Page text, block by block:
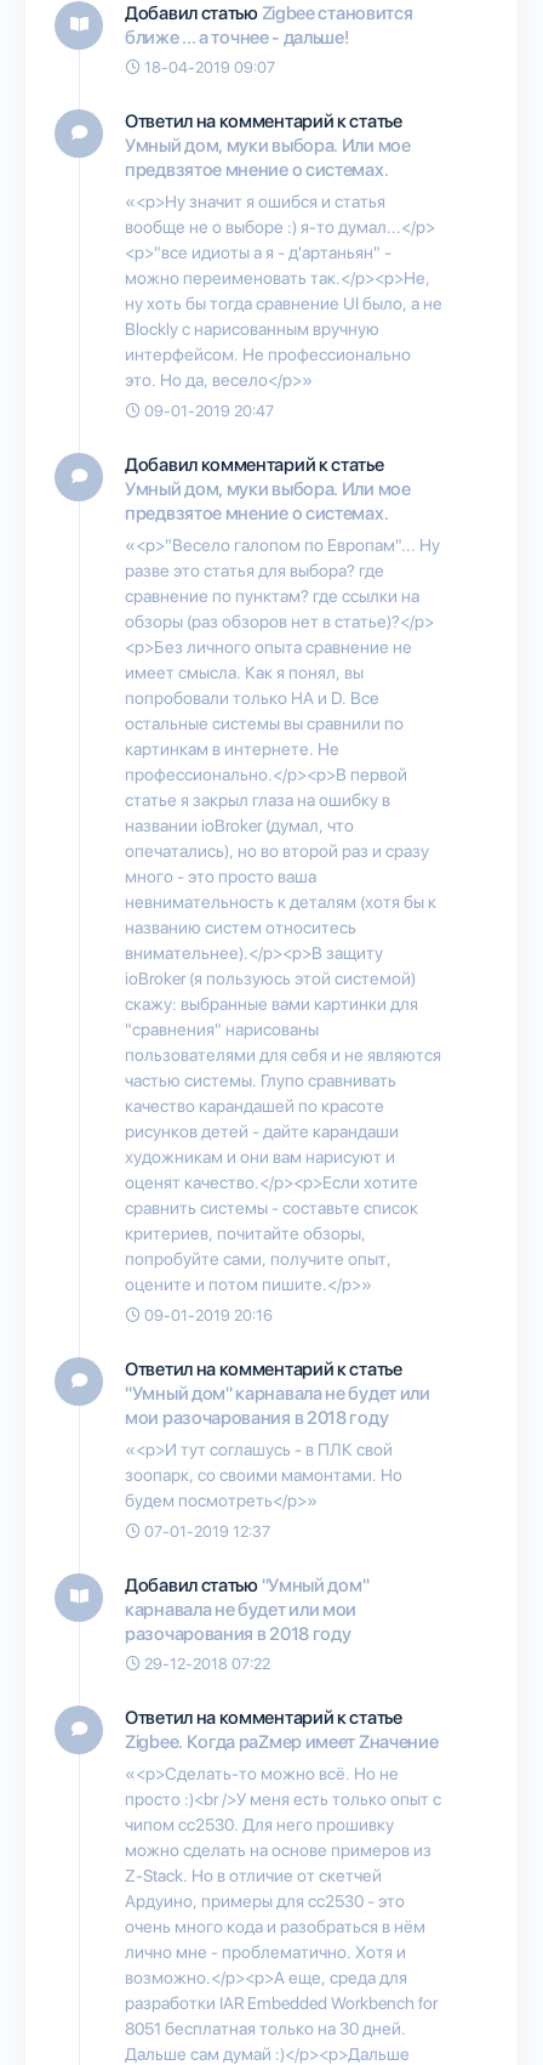
Добавил статью Zigbee становится
ближе ... а точнее - дальше!
18-04-2019 09:07
Ответил на комментарий к статье
Умный дом, муки выбора. Или мое
предвзятое мнение о системах.
«<p>Ну значит я ошибся и статья
вообще не о выборе :) я-то думал...</p>
<p>"все идиоты а я - д'артаньян" -
можно переименовать так.</p><p>Не,
ну хоть бы тогда сравнение UI было, а не
Blockly с нарисованным вручную
интерфейсом. Не профессионально
это. Но да, весело</p>»
09-01-2019 20:47
Добавил комментарий к статье
Умный дом, муки выбора. Или мое
предвзятое мнение о системах.
«<p>"Весело галопом по Европам"... Ну
разве это статья для выбора? где
сравнение по пунктам? где ссылки на
обзоры (раз обзоров нет в статье)?</p>
<p>Без личного опыта сравнение не
имеет смысла. Как я понял, вы
попробовали только HA и D. Все
остальные системы вы сравнили по
картинкам в интернете. Не
профессионально.</p><p>В первой
статье я закрыл глаза на ошибку в
названии ioBroker (думал, что
опечатались), но во второй раз и сразу
много - это просто ваша
невнимательность к деталям (хотя бы к
названию систем относитесь
внимательнее).</p><p>В защиту
ioBroker (я пользуюсь этой системой)
скажу: выбранные вами картинки для
"сравнения" нарисованы
пользователями для себя и не являются
частью системы. Глупо сравнивать
качество карандашей по красоте
рисунков детей - дайте карандаши
художникам и они вам нарисуют и
оценят качество.</p><p>Если хотите
сравнить системы - составьте список
критериев, почитайте обзоры,
попробуйте сами, получите опыт,
оцените и потом пишите.</p>»
09-01-2019 20:16
Ответил на комментарий к статье
"Умный дом" карнавала не будет или
мои разочарования в 2018 году
«<p>И тут соглашусь - в ПЛК свой
зоопарк, со своими мамонтами. Но
будем посмотреть</p>»
07-01-2019 12:37
Добавил статью "Умный дом"
карнавала не будет или мои
разочарования в 2018 году
29-12-2018 07:22
Ответил на комментарий к статье
Zigbee. Когда раZмер имеет Zначение
«<p>Сделать-то можно всё. Но не
просто :)<br />У меня есть только опыт с
чипом cc2530. Для него прошивку
можно сделать на основе примеров из
Z-Stack. Но в отличие от скетчей
Ардуино, примеры для cc2530 - это
очень много кода и разобраться в нём
лично мне - проблематично. Хотя и
возможно.</p><p>А еще, среда для
разработки IAR Embedded Workbench for
8051 бесплатная только на 30 дней.
Дальше сам думай :)</p><p>Дальше